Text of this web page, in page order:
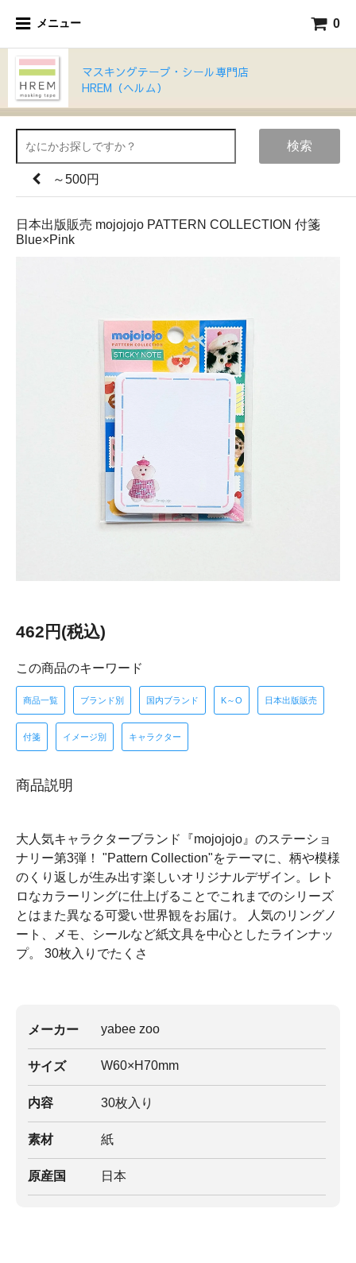
メニュー 0
マスキングテープ・シール専門店
HREM（ヘルム）
検索
～500円
日本出版販売 mojojojo PATTERN COLLECTION 付箋
Blue×Pink
462円(税込)
この商品のキーワード
商品一覧 ブランド別 国内ブランド K～O 日本出版販売
付箋 イメージ別 キャラクター
商品説明
大人気キャラクターブランド『mojojojo』のステーショ
ナリー第3弾！ "Pattern Collection"をテーマに、柄や模様
のくり返しが生み出す楽しいオリジナルデザイン。レト
ロなカラーリングに仕上げることでこれまでのシリーズ
とはまた異なる可愛い世界観をお届け。 人気のリングノ
ート、メモ、シールなど紙文具を中心としたラインナッ
プ。 30枚入りでたくさ
メーカー yabee zoo
サイズ W60×H70mm
内容 30枚入り
素材 紙
原産国 日本